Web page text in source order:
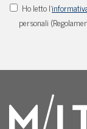
Ho letto l'
personali